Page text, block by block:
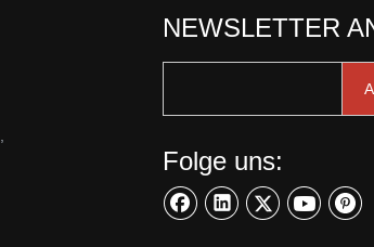
NEWSLETTER
Folge uns: